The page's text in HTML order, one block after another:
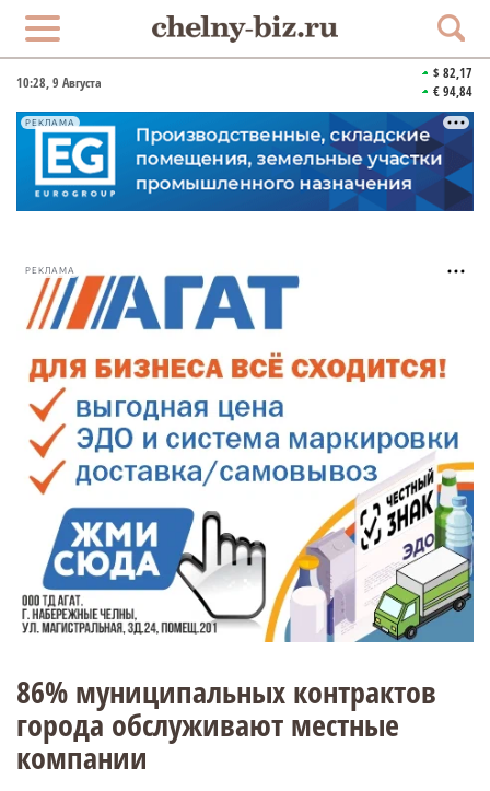
10:28, 9 Августа
$ 82,17
€ 94,84
РЕКЛАМА
РЕКЛАМА
86% муниципальных контрактов
города обслуживают местные
компании